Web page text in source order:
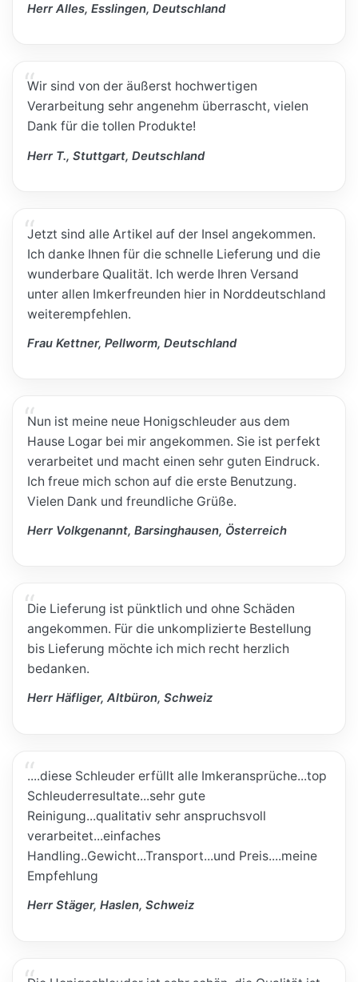
Herr Alles, Esslingen, Deutschland
Wir sind von der äußerst hochwertigen
Verarbeitung sehr angenehm überrascht, vielen
Dank für die tollen Produkte!
Herr T., Stuttgart, Deutschland
Jetzt sind alle Artikel auf der Insel angekommen.
Ich danke Ihnen für die schnelle Lieferung und die
wunderbare Qualität. Ich werde Ihren Versand
unter allen Imkerfreunden hier in Norddeutschland
weiterempfehlen.
Frau Kettner, Pellworm, Deutschland
Nun ist meine neue Honigschleuder aus dem
Hause Logar bei mir angekommen. Sie ist perfekt
verarbeitet und macht einen sehr guten Eindruck.
Ich freue mich schon auf die erste Benutzung.
Vielen Dank und freundliche Grüße.
Herr Volkgenannt, Barsinghausen, Österreich
Die Lieferung ist pünktlich und ohne Schäden
angekommen. Für die unkomplizierte Bestellung
bis Lieferung möchte ich mich recht herzlich
bedanken.
Herr Häfliger, Altbüron, Schweiz
....diese Schleuder erfüllt alle Imkeransprüche...top
Schleuderresultate...sehr gute
Reinigung...qualitativ sehr anspruchsvoll
verarbeitet...einfaches
Handling..Gewicht...Transport...und Preis....meine
Empfehlung
Herr Stäger, Haslen, Schweiz